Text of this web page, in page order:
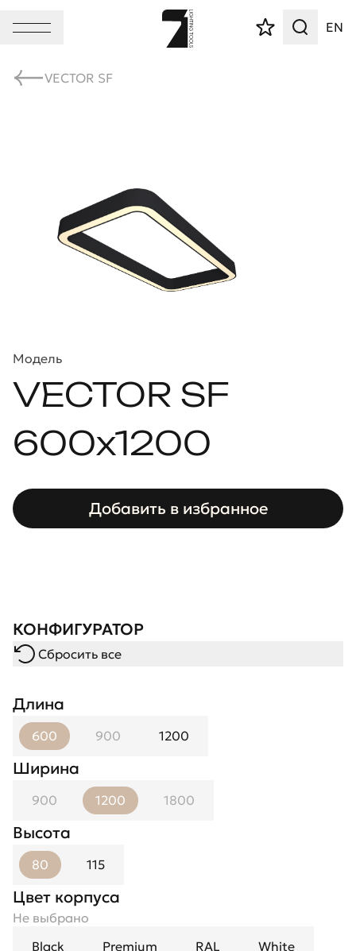
EN
VECTOR SF
Модель
VECTOR SF
600x1200
Добавить в избранное
КОНФИГУРАТОР
Сбросить все
Длина
600 900 1200
Ширина
900 1200 1800
Высота
80 115
Цвет корпуса
Не выбрано
Black
Premium RAL White